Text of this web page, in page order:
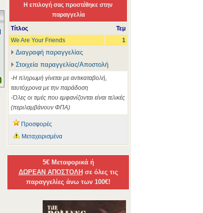
Η επιλογή σας προστέθηκε στην
παραγγελία
Τίτλος
Τεμ
We Are Your Friends
1
Διαγραφή παραγγελίας
Στοιχεία παραγγελίας/Αποστολή
-Η πληρωμή γίνεται με αντικαταβολή,
ταυτόχρονα με την παράδοση
-Όλες οι τιμές που εμφανίζονται είναι τελικές
(περιλαμβάνουν ΦΠΑ)
Προσφορές
Μεταχειρισμένα
5€ Μεταφορικά ή
ΔΩΡΕΑΝ ΑΠΟΣΤΟΛΗ σε όλες τις
παραγγελίες άνω των 100€!